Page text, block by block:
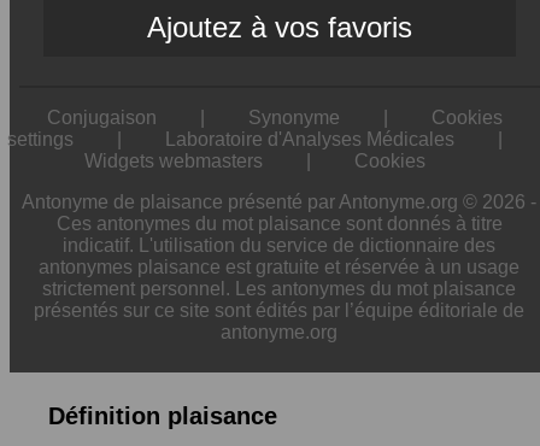
Ajoutez à vos favoris
Conjugaison Synonyme
Cookies
settings
Laboratoire d'Analyses Médicales
Widgets webmasters
Cookies
Antonyme de plaisance présenté par Antonyme.org © 2026 -
Ces antonymes du mot plaisance sont donnés à titre
indicatif. L'utilisation du service de dictionnaire des
antonymes plaisance est gratuite et réservée à un usage
strictement personnel. Les antonymes du mot plaisance
présentés sur ce site sont édités par l’équipe éditoriale de
antonyme.org
Définition plaisance